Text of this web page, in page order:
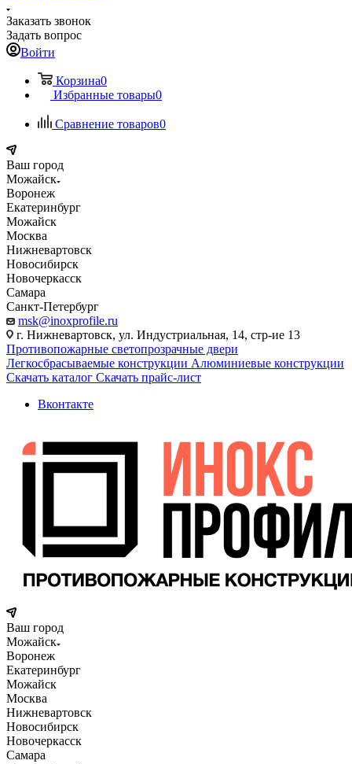
Заказать звонок
Задать вопрос
Войти
Корзина0
Избранные товары0
Сравнение товаров0
Ваш город
Можайск
Воронеж
Екатеринбург
Можайск
Москва
Нижневартовск
Новосибирск
Новочеркасск
Самара
Санкт-Петербург
msk@inoxprofile.ru
г. Нижневартовск, ул. Индустриальная, 14, стр-ие 13
Противопожарные светопрозрачные двери
Легкосбрасываемые конструкции Алюминиевые конструкции
Скачать каталог Скачать прайс-лист
Вконтакте
Ваш город
Можайск
Воронеж
Екатеринбург
Можайск
Москва
Нижневартовск
Новосибирск
Новочеркасск
Самара